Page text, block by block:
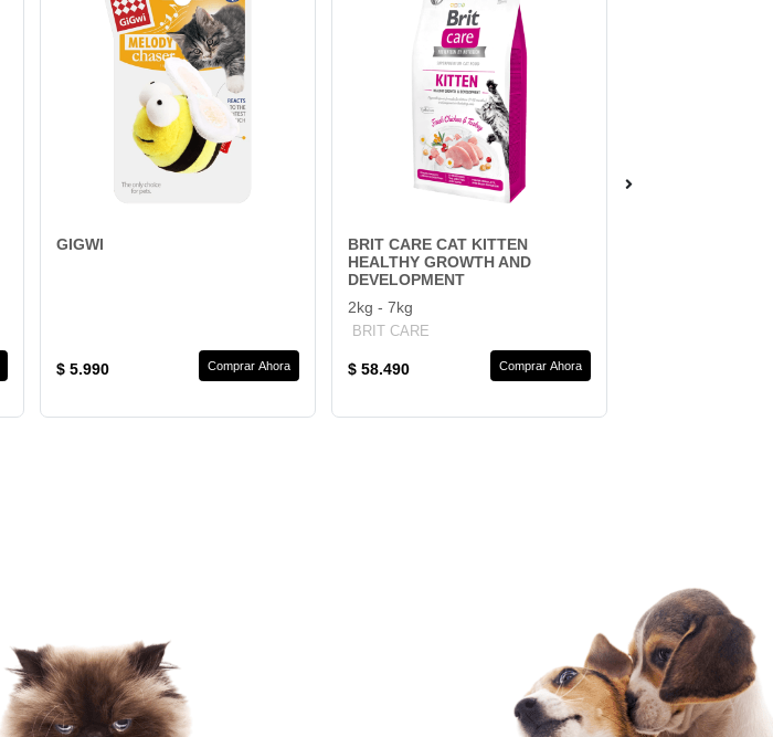
GIGWI
$ 5.990 Comprar Ahora
BRIT CARE CAT KITTEN
HEALTHY GROWTH AND
DEVELOPMENT
2kg - 7kg
BRIT CARE
$ 58.490 Comprar Ahora